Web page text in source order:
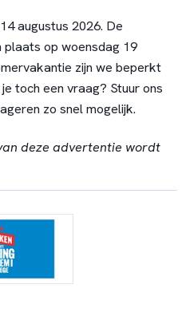
augustus 2026. De
op woensdag 19
zijn we beperkt
toch een vraag? Stuur ons
zo snel mogelijk.
deze advertentie wordt